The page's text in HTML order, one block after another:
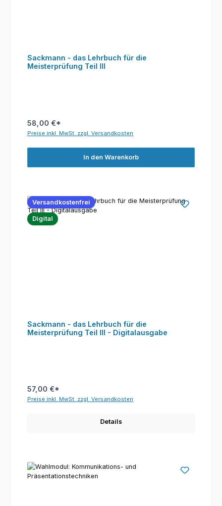
Sackmann - das Lehrbuch für die
Meisterprüfung Teil III
58,00 €*
Preise inkl. MwSt. zzgl. Versandkosten
In den Warenkorb
Versandkostenfrei
Digital
Sackmann - das Lehrbuch für die
Meisterprüfung Teil III - Digitalausgabe
57,00 €*
Preise inkl. MwSt. zzgl. Versandkosten
Details